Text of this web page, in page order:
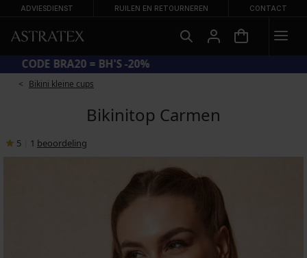
ADVIESDIENST RUILEN EN RETOURNEREN CONTACT
CODE BRA20 = BH'S -20%
Bikini kleine cups
Bikinitop Carmen
5 1 beoordeling